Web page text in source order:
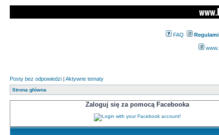
FAQ
Posty bez odpowiedzi | Aktywne tematy
Strona główna
Zaloguj się za pomocą Facebooka